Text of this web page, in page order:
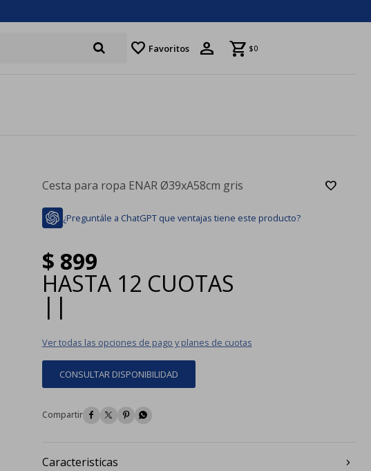
favorite Favoritos $0
Cesta para ropa ENAR Ø39xA58cm gris
¿Preguntále a ChatGPT que ventajas tiene este producto?
$ 899
HASTA 12 CUOTAS
| |
Ver todas las opciones de pago y planes de cuotas
CONSULTAR DISPONIBILIDAD
   
Caracteristicas